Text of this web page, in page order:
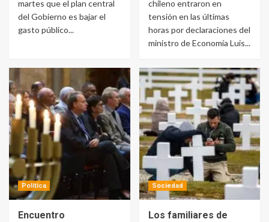
martes que el plan central
del Gobierno es bajar el
gasto público...
chileno entraron en
tensión en las últimas
horas por declaraciones del
ministro de Economía Luis...
Política
Encuentro
Sociedad
Los familiares de